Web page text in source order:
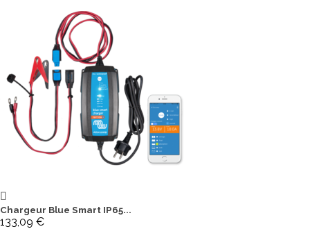
Chargeur Blue Smart IP65...
133,09 €